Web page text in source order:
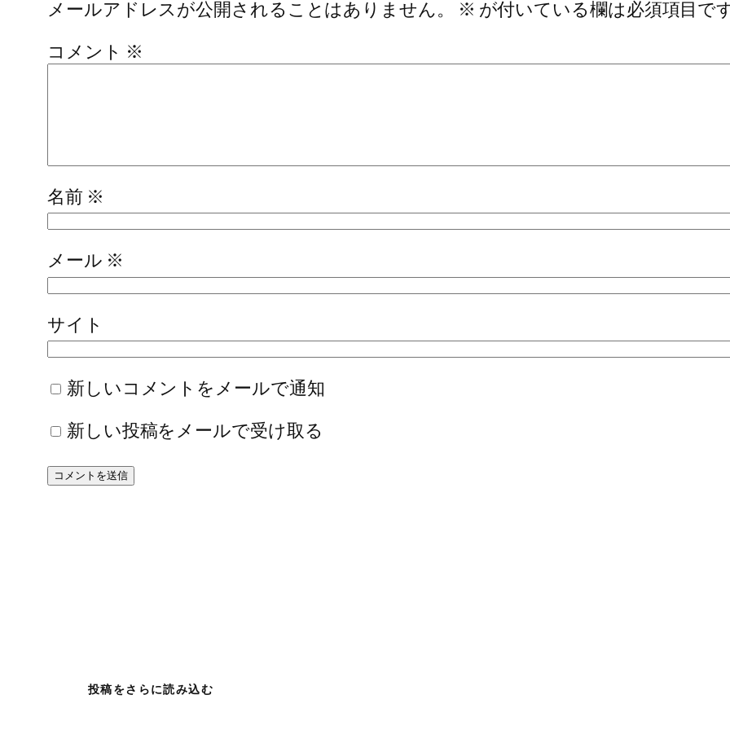
メールアドレスが公開されることはありません。 ※ が付いている欄は必須項目で
コメント ※
名前 ※
メール ※
サイト
新しいコメントをメールで通知
新しい投稿をメールで受け取る
投稿をさらに読み込む